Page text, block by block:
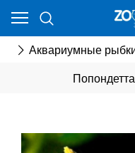
Аквариумные
Ваш город - Минск,
ДА НЕТ